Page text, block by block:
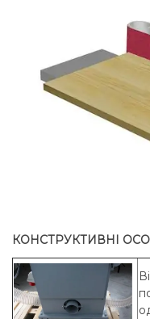
КОНСТРУКТИВНІ